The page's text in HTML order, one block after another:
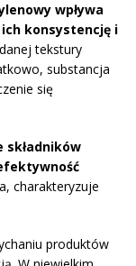
wpływa
konsystencję i
tekstury
substancja
się
składników
charakteryzuje
produktów